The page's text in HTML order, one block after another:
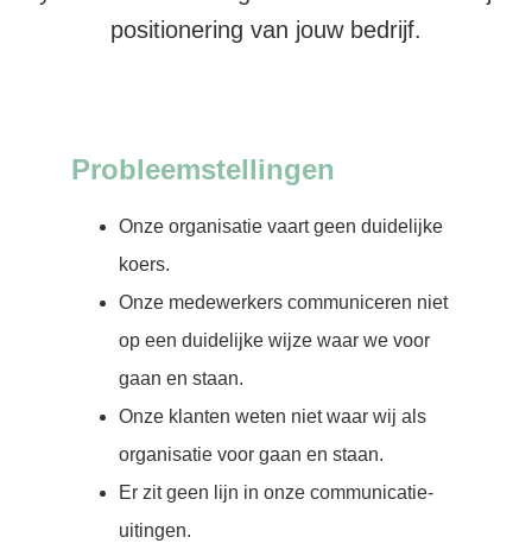
positionering van jouw bedrijf.
Probleemstellingen
Onze organisatie vaart geen duidelijke
koers.
Onze medewerkers communiceren niet
op een duidelijke wijze waar we voor
gaan en staan.
Onze klanten weten niet waar wij als
organisatie voor gaan en staan.
Er zit geen lijn in onze communicatie-
uitingen.